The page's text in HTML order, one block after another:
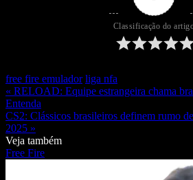
Classificação do
free fire emulador liga nfa
« RELOAD: Equipe estrangeira chama
Entenda
CS2: Clássicos brasileiros definem rumo
2025 »
Veja também
Free Fire